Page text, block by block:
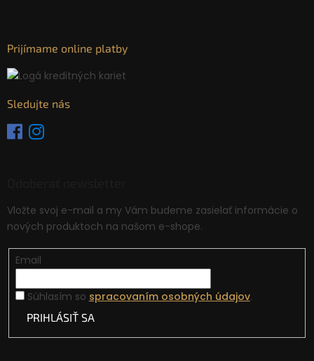
Prijímame online platby
Sledujte nás
Vložte svoj e-mail a my Vám budeme zasielať informácie o
nových produktoch na našom e-shope.
Email
Súhlasím so spracovaním osobných údajov.
PRIHLÁSIŤ SA